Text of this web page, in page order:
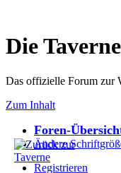
Die
Das offizielle Forum zur
Zum Inhalt
Foren-
Ändere
Registrieren